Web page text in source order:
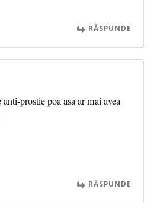
RĂSPUNDE
prostie poa asa ar mai avea
RĂSPUNDE